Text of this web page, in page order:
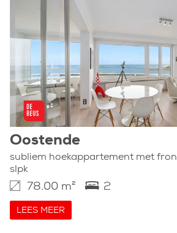
Oostende
subliem hoekappartement met
slpk
78.00 m² 2
LEES MEER